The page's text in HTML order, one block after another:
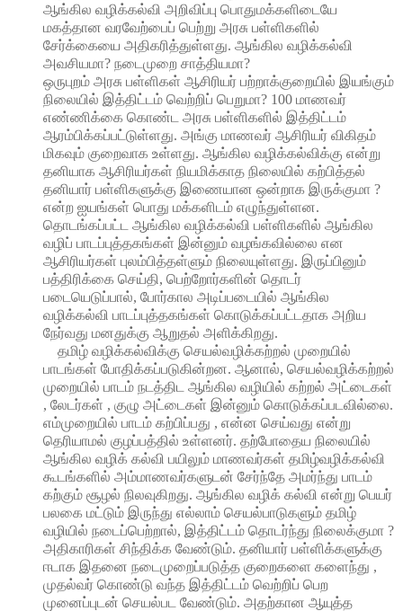
ஆங்கில வழிக்கல்வி அறிவிப்பு பொதுமக்களிடையே
மகத்தான வரவேற்பைப் பெற்று அரசு பள்ளிகளில்
சேர்க்கையை அதிகரித்துள்ளது. ஆங்கில வழிக்கல்வி
அவசியமா? நடைமுறை சாத்தியமா?
ஒருபுறம் அரசு பள்ளிகள் ஆசிரியர் பற்றாக்குறையில் இயங்கும்
நிலையில் இத்திட்டம் வெற்றிப் பெறுமா? 100 மாணவர்
எண்ணிக்கை கொண்ட அரசு பள்ளிகளில் இத்திட்டம்
ஆரம்பிக்கப்பட்டுள்ளது. அங்கு மாணவர் ஆசிரியர் விகிதம்
மிகவும் குறைவாக உள்ளது. ஆங்கில வழிக்கல்விக்கு என்று
தனியாக ஆசிரியர்கள் நியமிக்காத நிலையில் கற்பித்தல்
தனியார் பள்ளிகளுக்கு இணையான ஒன்றாக இருக்குமா ?
என்ற ஐயங்கள் பொது மக்களிடம் எழுந்துள்ளன.
தொடங்கப்பட்ட ஆங்கில வழிக்கல்வி பள்ளிகளில் ஆங்கில
வழிப் பாடப்புத்தகங்கள் இன்னும் வழங்கவில்லை என
ஆசிரியர்கள் புலம்பித்தள்ளும் நிலையுள்ளது. இருப்பினும்
பத்திரிக்கை செய்தி, பெற்றோர்களின் தொடர்
படையெடுப்பால், போர்கால அடிப்படையில் ஆங்கில
வழிக்கல்வி பாடப்புத்தகங்கள் கொடுக்கப்பட்டதாக அறிய
நேர்வது மனதுக்கு ஆறுதல் அளிக்கிறது.
தமிழ் வழிக்கல்விக்கு செயல்வழிக்கற்றல் முறையில்
பாடங்கள் போதிக்கப்படுகின்றன. ஆனால், செயல்வழிக்கற்றல்
முறையில் பாடம் நடத்திட ஆங்கில வழியில் கற்றல் அட்டைகள்
, லேடர்கள் , குழு அட்டைகள் இன்னும் கொடுக்கப்படவில்லை.
எம்முறையில் பாடம் கற்பிப்பது , என்ன செய்வது என்று
தெரியாமல் குழப்பத்தில் உள்ளனர். தற்போதைய நிலையில்
ஆங்கில வழிக் கல்வி பயிலும் மாணவர்கள் தமிழ்வழிக்கல்வி
கூடங்களில் அம்மாணவர்களுடன் சேர்ந்தே அமர்ந்து பாடம்
கற்கும் சூழல் நிலவுகிறது. ஆங்கில வழிக் கல்வி என்று பெயர்
பலகை மட்டும் இருந்து எல்லாம் செயல்பாடுகளும் தமிழ்
வழியில் நடைப்பெற்றால், இத்திட்டம் தொடர்ந்து நிலைக்குமா ?
அதிகாரிகள் சிந்திக்க வேண்டும். தனியார் பள்ளிக்களுக்கு
ஈடாக இதனை நடைமுறைப்படுத்த குறைகளை களைந்து ,
முதல்வர் கொண்டு வந்த இத்திட்டம் வெற்றிப் பெற
முனைப்புடன் செயல்பட வேண்டும். அதற்கான ஆயுத்த